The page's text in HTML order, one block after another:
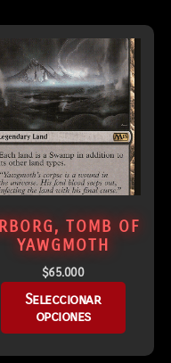
TOMB OF
YAWGMOTH
$65.000
Seleccionar
opciones